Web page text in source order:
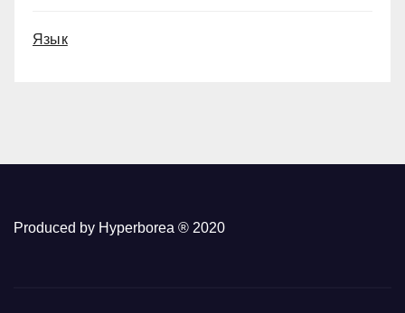
Язык
Produced by Hyperborea ® 2020